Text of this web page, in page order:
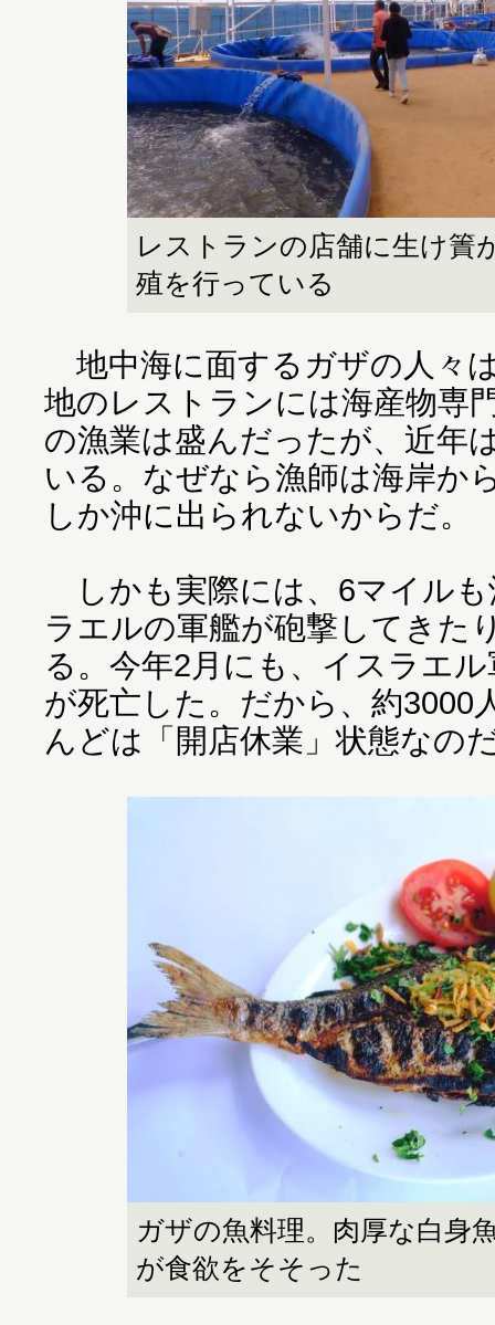
レストランの店舗に生け簀
殖を行っている
地中海に面するガザの人々
地のレストランには海産物専
の漁業は盛んだったが、近年
いる。なぜなら漁師は海岸か
しか沖に出られないからだ。
しかも実際には、6マイル
ラエルの軍艦が砲撃してきた
る。今年2月にも、イスラエ
が死亡した。だから、約3000
んどは「開店休業」状態なの
ガザの魚料理。肉厚な白身
が食欲をそそった